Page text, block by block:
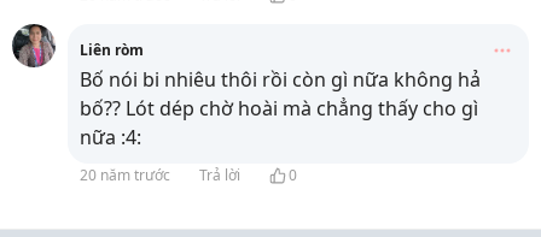
Liên ròm
Bố nói bi nhiêu thôi rồi còn gì nữa không hả
bố?? Lót dép chờ hoài mà chẳng thấy cho gì
nữa :4:
20 năm trước Trả lời 0